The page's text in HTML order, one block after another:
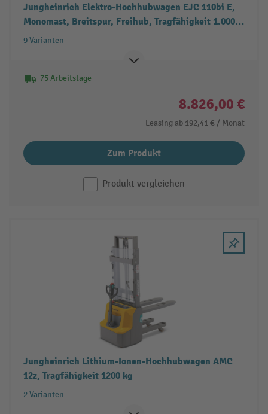
Jungheinrich Elektro-Hochhubwagen EJC 110bi E,
Monomast, Breitspur, Freihub, Tragfähigkeit 1.000
kg
9 Varianten
75 Arbeitstage
8.826,00 €
Leasing ab 192,41 € / Monat
Zum Produkt
Produkt vergleichen
Jungheinrich Lithium-Ionen-Hochhubwagen AMC
12z, Tragfähigkeit 1200 kg
2 Varianten